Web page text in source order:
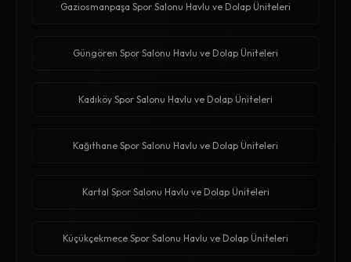
Gaziosmanpaşa Spor Salonu Havlu ve Dolap Üniteleri
Güngören Spor Salonu Havlu ve Dolap Üniteleri
Kadıköy Spor Salonu Havlu ve Dolap Üniteleri
Kağıthane Spor Salonu Havlu ve Dolap Üniteleri
Kartal Spor Salonu Havlu ve Dolap Üniteleri
Küçükçekmece Spor Salonu Havlu ve Dolap Üniteleri